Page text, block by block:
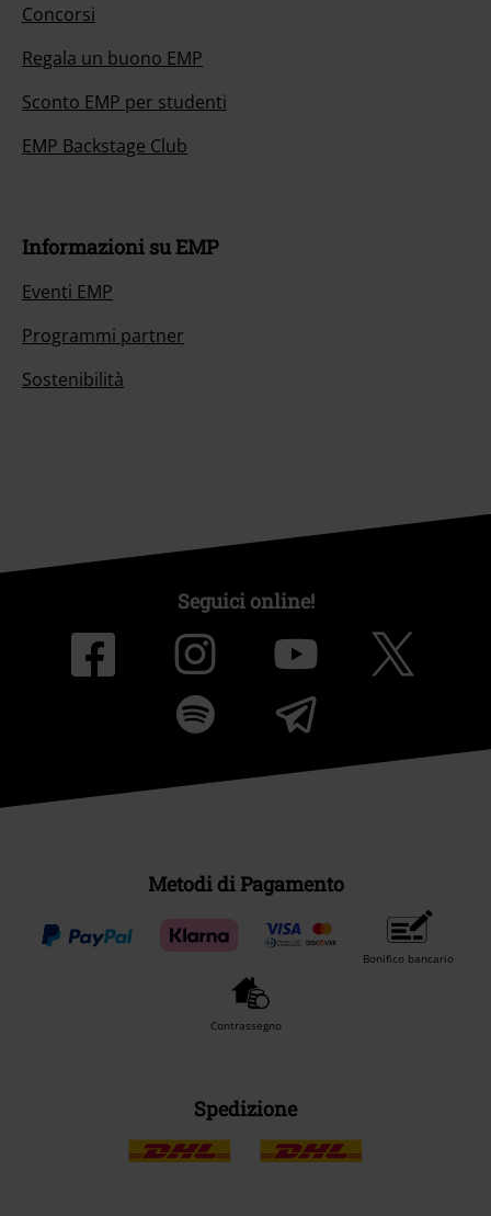
Concorsi
Regala un buono EMP
Sconto EMP per studenti
EMP Backstage Club
Informazioni su EMP
Eventi EMP
Programmi partner
Sostenibilità
Seguici online!
Metodi di Pagamento
Bonifico bancario
Contrassegno
Spedizione